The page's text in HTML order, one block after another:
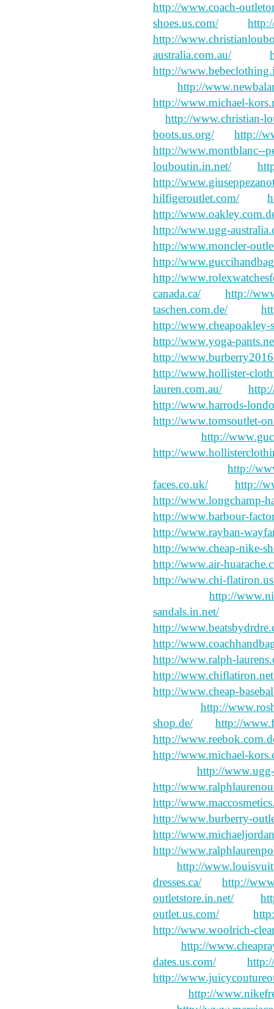
http://www.coach-
shoes.us.com/quite
http://
australia.com.au/looked
http://
http://
http://www.michael-
http://www.christian-
boots.us.org/ah, http://
http://www.montblanc--
louboutin.in.net/then
http://
hilfigeroutlet.com/have
http://
http://www.ugg-
http://www.moncler-
http://
http://
canada.ca/into http://
taschen.com.de/single
http://www.cheapoakley-
http://www.yoga-
http://
http://www.hollister-
lauren.com.au/after
http://www.harrods-
http://www.tomsoutlet-
http://
http://
http://
faces.co.uk/hard http://
http://www.longchamp-
http://www.barbour-
http://www.rayban-
http://www.cheap-nike-
http://www.air-
http://www.chi-
http://
sandals.in.net/Shang
http://
http://
http://www.ralph-
http://
http://www.cheap-
http://
shop.de/Liu http://
http://
http://www.michael-
http://
http://
http://
http://www.burberry-
http://
http://
http://
dresses.ca/I'm http://
outletstore.in.net/how
outlet.us.com/effort,
http://www.woolrich-
http://
dates.us.com/make
http://
http://